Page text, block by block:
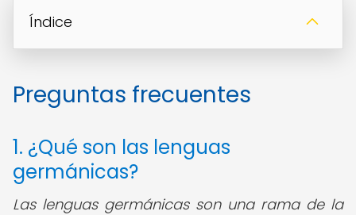
Índice
Preguntas frecuentes
1. ¿Qué son las lenguas
germánicas?
Las lenguas germánicas son una rama de la